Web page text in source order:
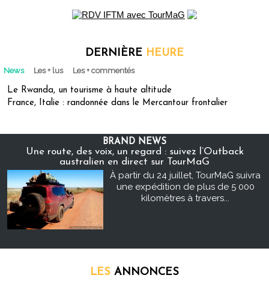
DERNIÈRE HEURE
News Les + lus Les + commentés
Le Rwanda, un tourisme à haute altitude
France, Italie : randonnée dans le Mercantour frontalier
BRAND NEWS
Une route, des voix, un regard : suivez l’Outback
australien en direct sur TourMaG
À partir du 24 juillet, TourMaG suivra
une expédition de plus de 5 000
kilomètres à travers...
LES ANNONCES